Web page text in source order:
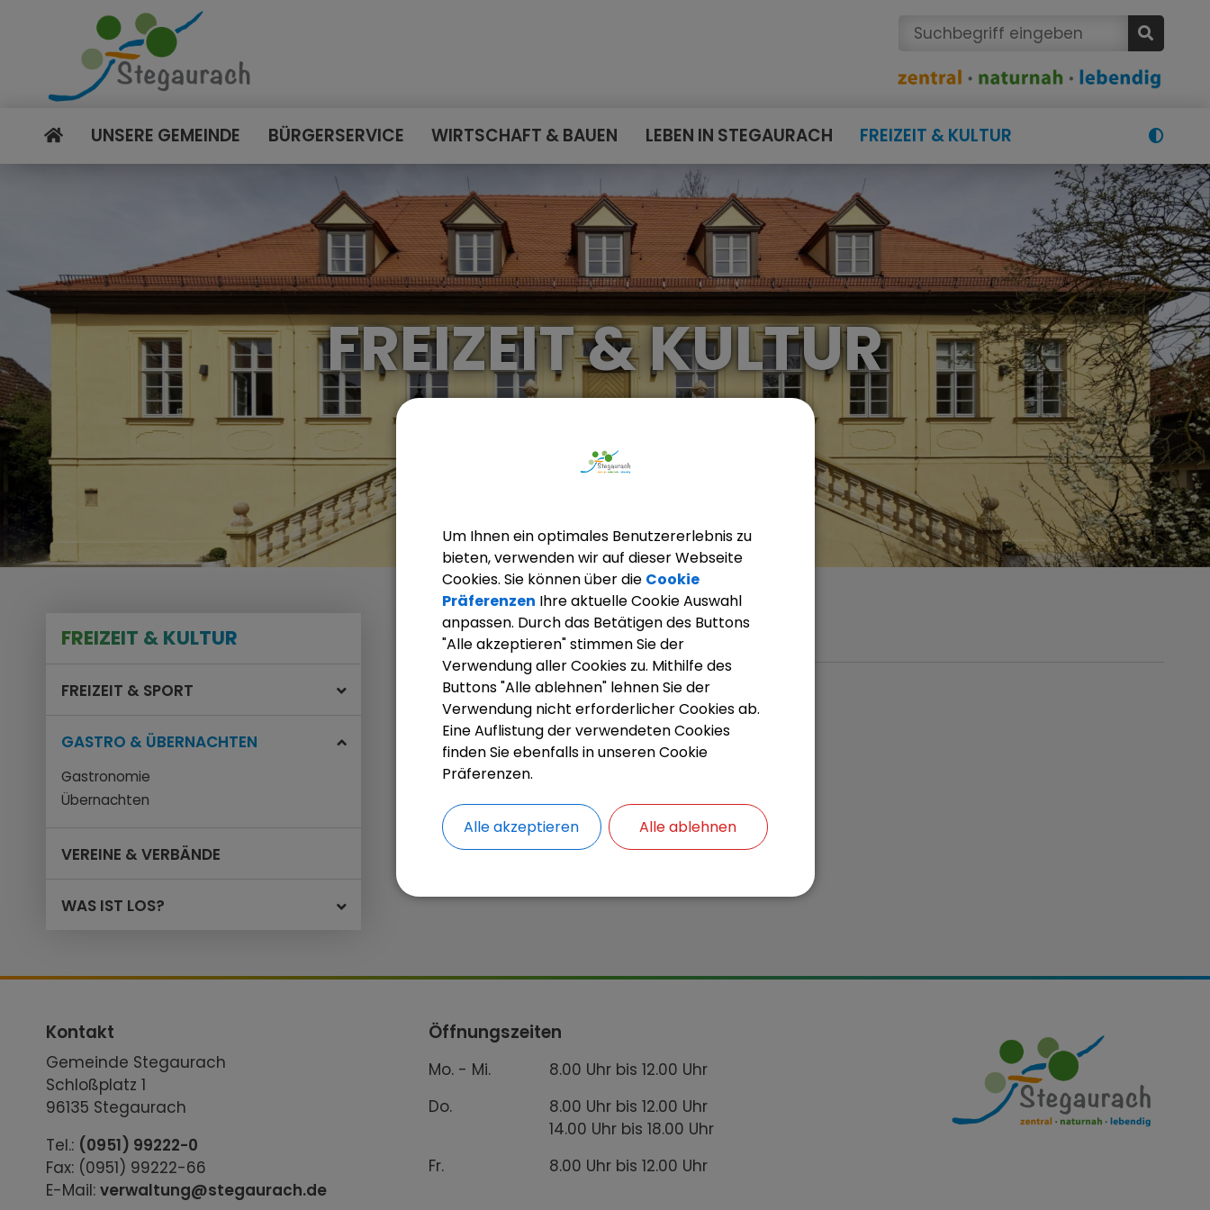
UNSERE GEMEINDE BÜRGERSERVICE WIRTSCHAFT & BAUEN LEBEN IN STEGAURACH FREIZEIT & KULTUR
FREIZEIT & KULTUR
FREIZEIT & KULTUR
FREIZEIT & SPORT
GASTRO & ÜBERNACHTEN
Gastronomie
Übernachten
VEREINE & VERBÄNDE
WAS IST LOS?
Freizeit & Kultur Gastro & Übernachten
Gastronomie
Übernachten
Kontakt
Gemeinde Stegaurach
Schloßplatz 1
96135 Stegaurach
Tel.: (0951) 99222-0
Fax: (0951) 99222-66
E-Mail:verwaltung@stegaurach.de
Öffnungszeiten
Mo. - Mi.
8.00 Uhr bis 12.00 Uhr
Do.
8.00 Uhr bis 12.00 Uhr
14.00 Uhr bis 18.00 Uhr
Fr.
8.00 Uhr bis 12.00 Uhr
Um Ihnen ein optimales Benutzererlebnis zu
bieten, verwenden wir auf dieser Webseite
Cookies. Sie können über die Cookie
Präferenzen Ihre aktuelle Cookie Auswahl
anpassen. Durch das Betätigen des Buttons
"Alle akzeptieren" stimmen Sie der
Verwendung aller Cookies zu. Mithilfe des
Buttons "Alle ablehnen" lehnen Sie der
Verwendung nicht erforderlicher Cookies ab.
Eine Auflistung der verwendeten Cookies
finden Sie ebenfalls in unseren Cookie
Präferenzen.
Alle akzeptieren Alle ablehnen